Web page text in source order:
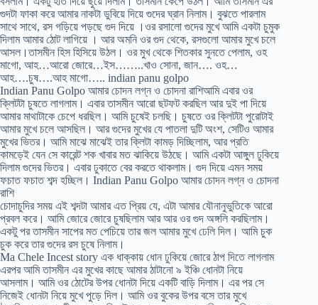
গুদটা ফাকা করে আমার নাকটা ডুবিয়ে দিয়ে গুদের ঘ্রান নিলাম। বুঝতে পারলাম
সাথে সাথে, রস গড়িয়ে পড়ছে গুদ দিয়ে ।ওর রসালো গুদের মুখে আমি একটা চুমুক
দিলাম আমার ঠোট লাগিয়ে । আর অমনি ওর গুদ থেকে, রসগুলো আমার মুখে চলে
আসল।তাসমীন হিস হিসিয়ে উঠল। ওর মুখ থেকে শিতকার সুনতে পেলাম, ওহ
মাগো, আহ…আরো জোরে…ইস……..খাও সোনা, জান…. ওহ…
আহ….চুষ….আহ মাগো….. indian panu golpo
Indian Panu Golpo আমার চোদন লগ্ন ও চোদনা রাশিআমি এবার ওর
ক্লিটটা চুষতে লাগলাম। এবার তাসমীন আরো ছটফট করছিল আর দুই পা দিয়ে
আমার মাথাটাকে চেপে ধরছিল। আমি চুষেই চলছি। চুষতে ওর ক্লিটটা পুরোটাই
আমার মুখে চলে আসছিল। আর গুদের মুখের যে পাতলা দুটি অংশ, সেটিও আমার
মুখের ভিতর। আমি মাঝে মাঝেই তার ক্লিটা কামড় দিচ্ছিলাম, আর প্রতি
কামড়েই যেন সে কারেন্ট শক খাবার মত ঝাকিয়ে উঠছে। আমি একটা আঙ্গুল ঢুকিয়ে
দিলাম গুদের ভিতর। এবার ঢুকাতে বের করতে থাকলাম। গুদ দিয়ে এমন সময়
ফচাত ফচাত শব্দ হচ্ছিল। Indian Panu Golpo আমার চোদন লগ্ন ও চোদনা
রাশি
চোদাচুদির সময় এই শব্দটা আমার এত প্রিয় যে, এটা আমার যৌনানুভুতিকে আরো
প্রবল করে। আমি জোরে জোরে চুষছিলাম আর আর ওর গুদ অঙ্গলি করছিলাম।
একটু পর তাসমীন সাপের মত পেচিয়ে তার জল আমার মুখে ঢেলি দিল। আমি চুক
চুক করে তার গুদের রস চুষে নিলাম।
Ma Chele Incest story এক ধাক্কায় ধোন ঢুকিয়ে জোরে ঠাপ দিতে লাগলাম
এরপর আমি তাসমীন এর মুখের কাছে আমার ঠাটানো ৯ ইঞ্চি ধোনটা নিয়ে
আসলাম। আমি ওর ঠোটের উপর ধোনটা দিয়ে একটি বাড়ি দিলাম। এর পর সে
নিজেই ধোনটা নিয়ে মুখে পুড়ে দিল। আমি ওর বুকের উপর বসে তার মুখে